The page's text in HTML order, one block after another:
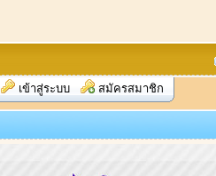
เข้าสู่ระบบ สมัครสมาชิก